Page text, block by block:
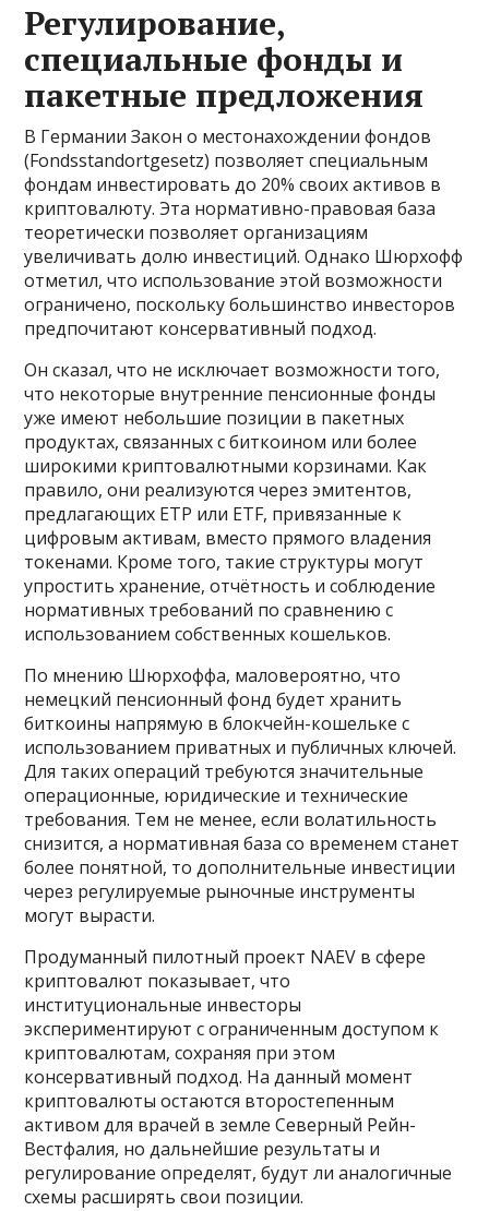
Регулирование,
специальные фонды и
пакетные предложения
В Германии Закон о местонахождении фондов
(Fondsstandortgesetz) позволяет специальным
фондам инвестировать до 20% своих активов в
криптовалюту. Эта нормативно-правовая база
теоретически позволяет организациям
увеличивать долю инвестиций. Однако Шюрхофф
отметил, что использование этой возможности
ограничено, поскольку большинство инвесторов
предпочитают консервативный подход.
Он сказал, что не исключает возможности того,
что некоторые внутренние пенсионные фонды
уже имеют небольшие позиции в пакетных
продуктах, связанных с биткоином или более
широкими криптовалютными корзинами. Как
правило, они реализуются через эмитентов,
предлагающих ETP или ETF, привязанные к
цифровым активам, вместо прямого владения
токенами. Кроме того, такие структуры могут
упростить хранение, отчётность и соблюдение
нормативных требований по сравнению с
использованием собственных кошельков.
По мнению Шюрхоффа, маловероятно, что
немецкий пенсионный фонд будет хранить
биткоины напрямую в блокчейн-кошельке с
использованием приватных и публичных ключей.
Для таких операций требуются значительные
операционные, юридические и технические
требования. Тем не менее, если волатильность
снизится, а нормативная база со временем станет
более понятной, то дополнительные инвестиции
через регулируемые рыночные инструменты
могут вырасти.
Продуманный пилотный проект NAEV в сфере
криптовалют показывает, что
институциональные инвесторы
экспериментируют с ограниченным доступом к
криптовалютам, сохраняя при этом
консервативный подход. На данный момент
криптовалюты остаются второстепенным
активом для врачей в земле Северный Рейн-
Вестфалия, но дальнейшие результаты и
регулирование определят, будут ли аналогичные
схемы расширять свои позиции.